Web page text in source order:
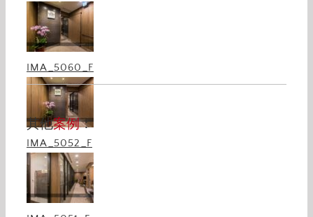
IMA_5060_F
IMA_5052_F
其他案例：